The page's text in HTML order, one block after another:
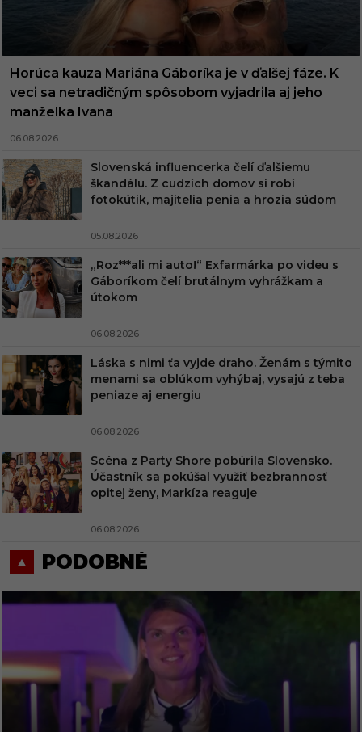
Horúca kauza Mariána Gáboríka je v ďalšej fáze. K
veci sa netradičným spôsobom vyjadrila aj jeho
manželka Ivana
06.08.2026
Slovenská influencerka čelí ďalšiemu
škandálu. Z cudzích domov si robí
fotokútik, majitelia penia a hrozia súdom
05.08.2026
„Roz***ali mi auto!“ Exfarmárka po videu s
Gáboríkom čelí brutálnym vyhrážkam a
útokom
06.08.2026
Láska s nimi ťa vyjde draho. Ženám s týmito
menami sa oblúkom vyhýbaj, vysajú z teba
peniaze aj energiu
06.08.2026
Scéna z Party Shore pobúrila Slovensko.
Účastník sa pokúšal využiť bezbrannosť
opitej ženy, Markíza reaguje
06.08.2026
PODOBNÉ